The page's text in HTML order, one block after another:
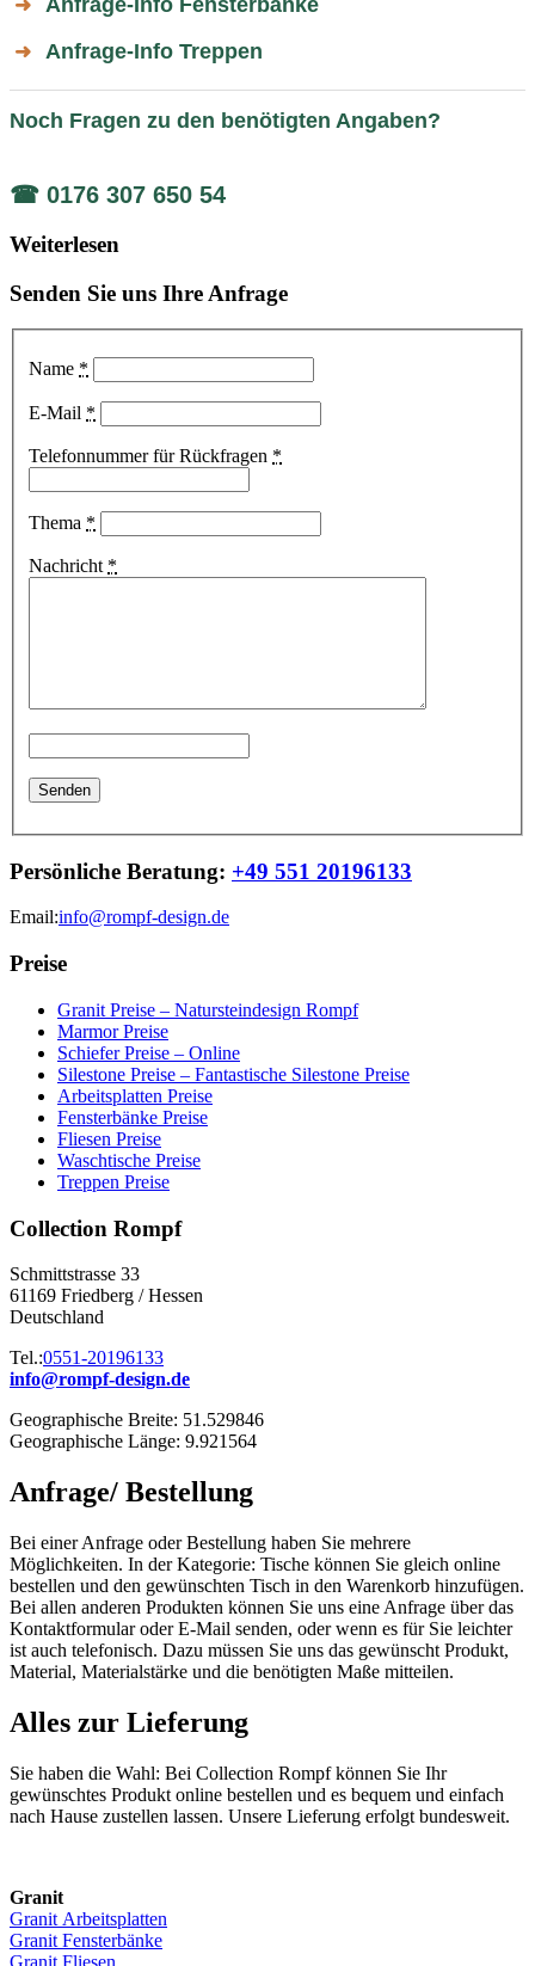
➜ Anfrage-Info Fensterbänke
➜ Anfrage-Info Treppen
Noch Fragen zu den benötigten Angaben?
☎ 0176 307 650 54
Weiterlesen
Senden Sie uns Ihre Anfrage
Name *
E-Mail *
Telefonnummer für Rückfragen *
Thema *
Nachricht *
Persönliche Beratung: +49 551 20196133
Email:info@rompf-design.de
Preise
Granit Preise – Natursteindesign Rompf
Marmor Preise
Schiefer Preise – Online
Silestone Preise – Fantastische Silestone Preise
Arbeitsplatten Preise
Fensterbänke Preise
Fliesen Preise
Waschtische Preise
Treppen Preise
Collection Rompf
Schmittstrasse 33
61169 Friedberg / Hessen
Deutschland
Tel.:0551-20196133
info@rompf-design.de
Geographische Breite: 51.529846
Geographische Länge: 9.921564
Anfrage/ Bestellung
Bei einer Anfrage oder Bestellung haben Sie mehrere
Möglichkeiten. In der Kategorie: Tische können Sie gleich online
bestellen und den gewünschten Tisch in den Warenkorb hinzufügen.
Bei allen anderen Produkten können Sie uns eine Anfrage über das
Kontaktformular oder E-Mail senden, oder wenn es für Sie leichter
ist auch telefonisch. Dazu müssen Sie uns das gewünscht Produkt,
Material, Materialstärke und die benötigten Maße mitteilen.
Alles zur Lieferung
Sie haben die Wahl: Bei Collection Rompf können Sie Ihr
gewünschtes Produkt online bestellen und es bequem und einfach
nach Hause zustellen lassen. Unsere Lieferung erfolgt bundesweit.
Granit
Granit Arbeitsplatten
Granit Fensterbänke
Granit Fliesen